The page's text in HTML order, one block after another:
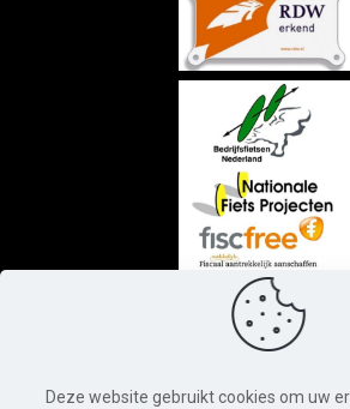
Deze website gebruikt cookies om uw